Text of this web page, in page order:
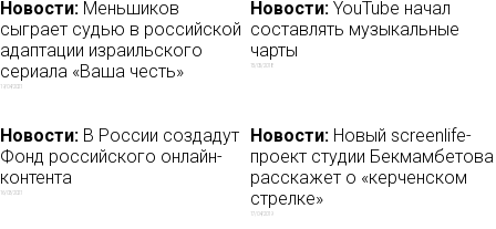
Новости: Меньшиков
сыграет судью в российской
адаптации израильского
сериала «Ваша честь»
19/04/2021
Новости: YouTube начал
составлять музыкальные
чарты
15/05/2018
Новости: В России создадут
Фонд российского онлайн-
контента
16/03/2021
Новости: Новый screenlife-
проект студии Бекмамбетова
расскажет о «керченском
стрелке»
17/04/2019